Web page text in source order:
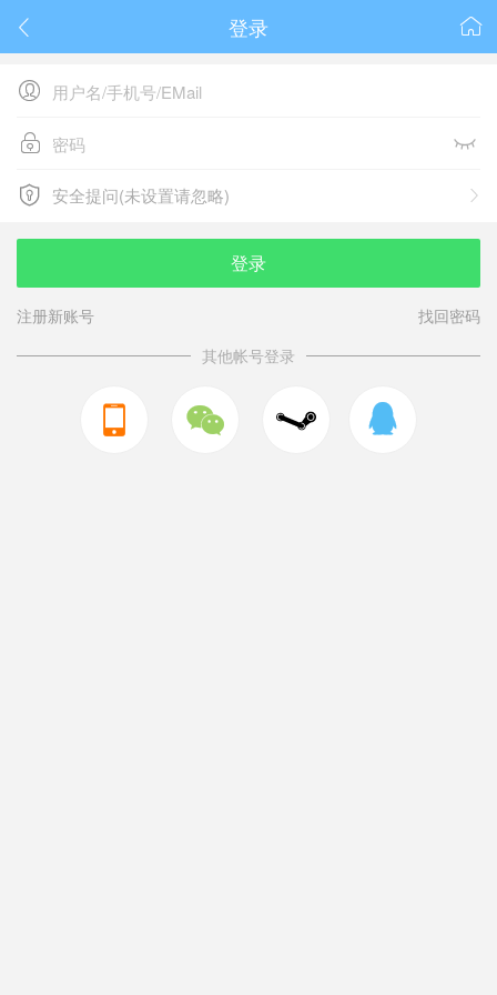
 
登录

 
 
安全提问(未设置请忽略)
安全提问(未设置请忽略)
登录
注册新账号
找回密码
其他帐号登录
  